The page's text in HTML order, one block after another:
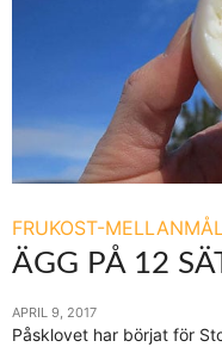
FRUKOST-
ÄGG PÅ 12
APRIL 9, 2017
Påsklovet har börjat för